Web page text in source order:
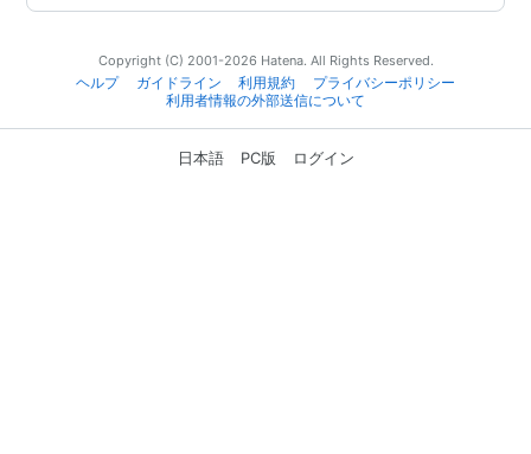
Copyright (C) 2001-2026 Hatena. All Rights Reserved.
ヘルプ
ガイドライン 利用規約
プライバシーポリシー
利用者情報の外部送信について
日本語 PC版 ログイン